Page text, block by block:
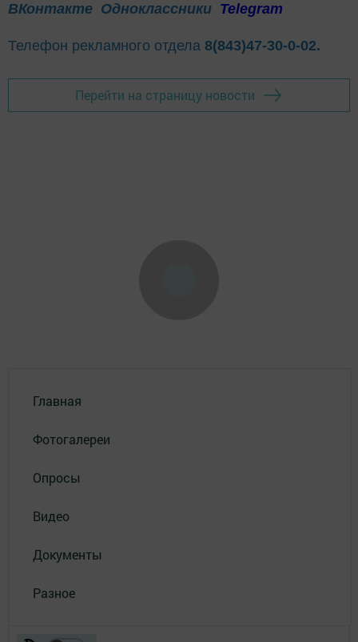
ВКонтакте Одноклассники Telegram
Телефон рекламного отдела 8(843)47-30-0-02.
Перейти на страницу новости
Главная
Фотогалереи
Опросы
Видео
Документы
Разное